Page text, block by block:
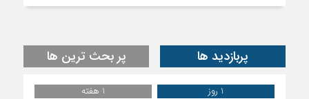
پربازدید ها پر بحث ترین ها
1 روز
1 هفته